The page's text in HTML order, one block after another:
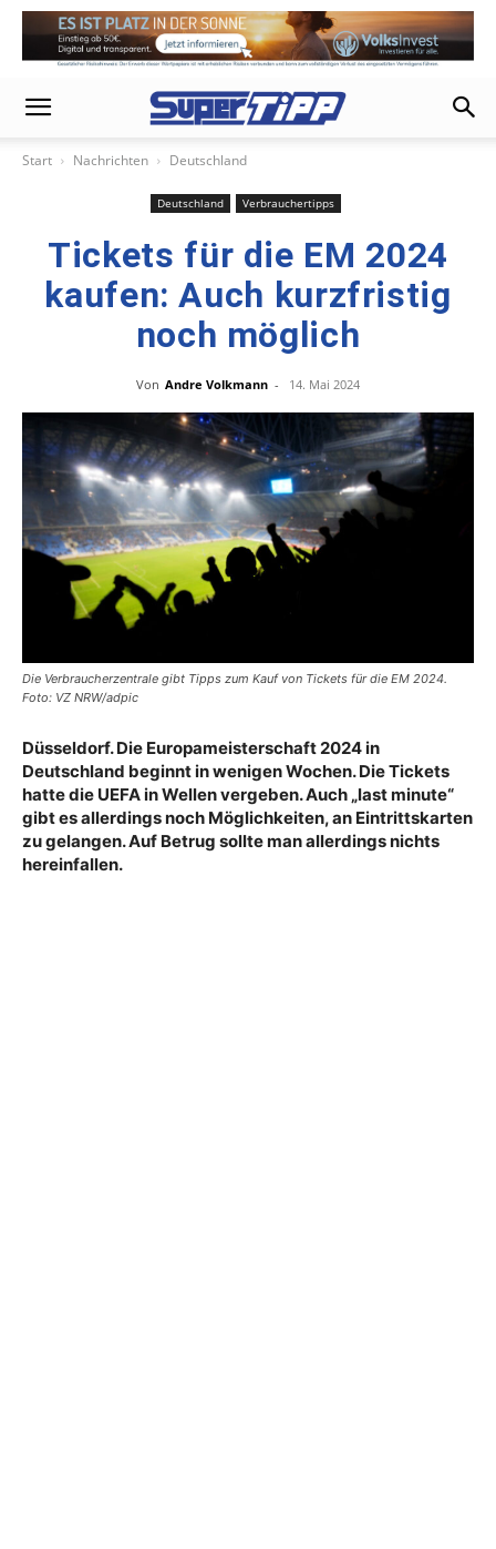
Start Nachrichten Deutschland
Deutschland Verbrauchertipps
Tickets für die EM 2024
kaufen: Auch kurzfristig
noch möglich
Von Andre Volkmann - 14. Mai 2024
Die Verbraucherzentrale gibt Tipps zum Kauf von Tickets für die EM 2024.
Foto: VZ NRW/adpic
Düsseldorf. Die Europameisterschaft 2024 in
Deutschland beginnt in wenigen Wochen. Die Tickets
hatte die UEFA in Wellen vergeben. Auch „last minute“
gibt es allerdings noch Möglichkeiten, an Eintrittskarten
zu gelangen. Auf Betrug sollte man allerdings nichts
hereinfallen.